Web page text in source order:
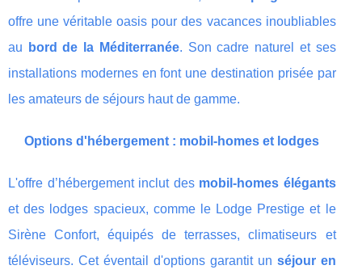
offre une véritable oasis pour des vacances inoubliables
au
bord de la Méditerranée. Son cadre naturel et ses
installations modernes en font une destination prisée par
les amateurs de séjours haut de gamme.
Options d'hébergement : mobil-homes et lodges
L'offre d’hébergement inclut des mobil-homes élégants
et des lodges spacieux, comme le Lodge Prestige et le
Sirène Confort, équipés de terrasses, climatiseurs et
téléviseurs. Cet éventail d'options garantit un séjour en